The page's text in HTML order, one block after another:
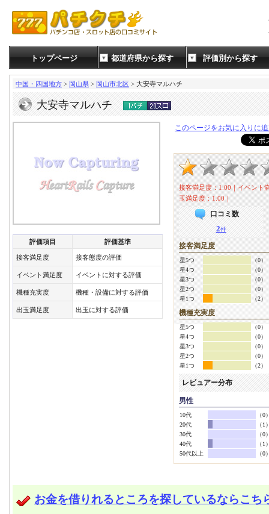
トップページ 都道府県から探す 評価別から探す
中国・四国地方 > 岡山県 > 岡山市北区 > 大安寺マルハチ
大安寺マルハチ
評価項目 評価基準
接客満足度 接客態度の評価
イベント満足度 イベントに対する評価
機種充実度 機種・設備に対する評価
出玉満足度 出玉に対する評価
このページをお気に入りに
接客満足度：1.00｜イベント
玉満足度：1.00｜
口コミ数
2件
接客満足度
星5つ
（0）
星4つ
（0）
星3つ
（0）
星2つ
（0）
星1つ
（2）
機種充実度
星5つ
（0）
星4つ
（0）
星3つ
（0）
星2つ
（0）
星1つ
（2）
レビュアー分布
男性
10代
（0
20代
（1
30代
（0
40代
（1
50代以上
（0
お金を借りれるところを探しているならこち